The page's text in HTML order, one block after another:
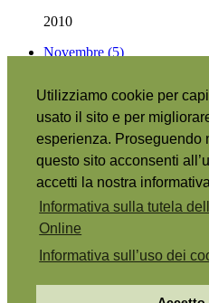
Utilizziamo cookie per
usato il sito e per
esperienza. Proseguendo
questo sito acconsenti
accetti la nostra
Informativa sulla tutela
Online
Informativa sull’uso dei
2010
Novembre (5)
Articoli per argomento
Riguardo a questo sito
Abbónati|
RSS•
English|
日本語|
Português
Français |